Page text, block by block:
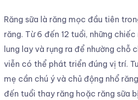
Răng sữa là răng mọc đầu tiên
răng. Từ 6 đến 12 tuổi, những chiếc
lung lay và rụng ra để nhường chỗ
viễn có thể phát triển đúng vị trí.
mẹ cần chú ý và chủ động nhổ
đến tuổi thay răng hoặc răng sữa